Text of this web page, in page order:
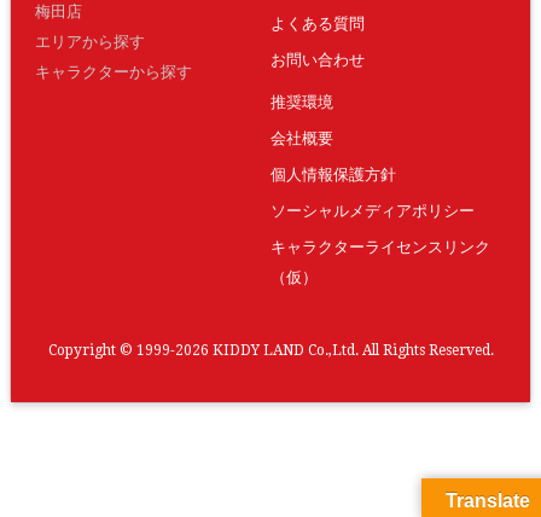
梅田店
エリアから探す
キャラクターから探す
よくある質問
お問い合わせ
推奨環境
会社概要
個人情報保護方針
ソーシャルメディアポリシー
キャラクターライセンスリンク
（仮）
Copyright © 1999-2026 KIDDY LAND Co.,Ltd. All Rights Reserved.
Translate